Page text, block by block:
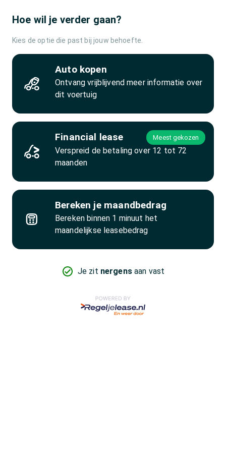
Hoe wil je verder gaan?
Kies de optie die past bij jouw behoefte.
Auto kopen
Ontvang vrijblijvend meer informatie over
dit voertuig
Financial lease Meest gekozen
Verspreid de betaling over 12 tot 72
maanden
Bereken je maandbedrag
Bereken binnen 1 minuut het
maandelijkse leasebedrag
Je zit nergensaan vast